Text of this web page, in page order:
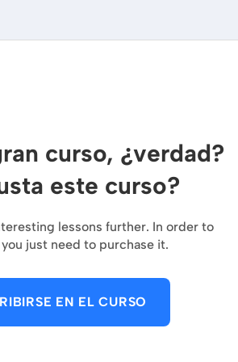
curso, ¿verdad?
este curso?
lessons further. In order to
just need to purchase it.
EN EL CURSO